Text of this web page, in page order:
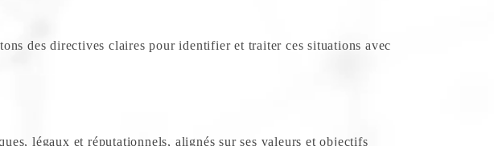
des directives claires pour identifier et traiter ces situations avec
légaux et réputationnels, alignés sur ses valeurs et objectifs